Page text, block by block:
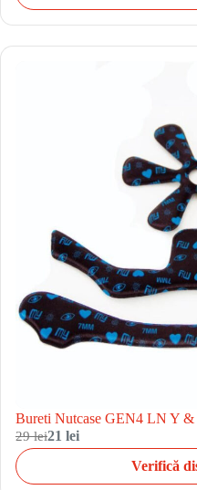
Bureti Nutcase GEN4 LN Y
29 lei21 lei
Verifică